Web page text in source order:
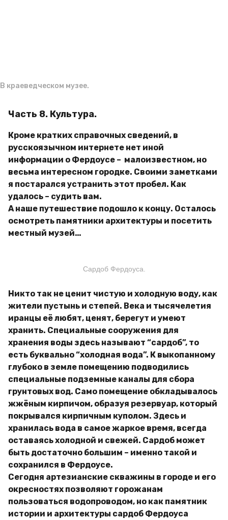
В краеведческом музее.
Часть 8. Культура.
Кроме кратких справочных сведений, в
русскоязычном интернете нет иной
информации о Фердоусе – малоизвестном, но
весьма интересном городке. Своими заметками
я постарался устранить этот пробел. Как
удалось – судить вам.
А наше путешествие подошло к концу. Осталось
осмотреть памятники архитектуры и посетить
местный музей…
Сардоб Фердоуса.
Никто так не ценит чистую и холодную воду, как
жители пустынь и степей. Века и тысячелетия
иранцы её любят, ценят, берегут и умеют
хранить. Специальные сооружения для
хранения воды здесь называют “сардоб”, то
есть буквально “холодная вода”. К выкопанному
глубоко в земле помещению подводились
специальные подземные каналы для сбора
грунтовых вод. Само помещение обкладывалось
жжёным кирпичом, образуя резервуар, который
покрывался кирпичным куполом. Здесь и
хранилась вода в самое жаркое время, всегда
оставаясь холодной и свежей. Сардоб может
быть достаточно большим – именно такой и
сохранился в Фердоусе.
Сегодня артезианские скважины в городе и его
окресностях позволяют горожанам
пользоваться водопроводом, но как памятник
истории и архитектуры сардоб Фердоуса